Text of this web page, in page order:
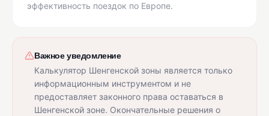
эффективность поездок по Европе.
Важное уведомление
Калькулятор Шенгенской зоны является только
информационным инструментом и не
предоставляет законного права оставаться в
Шенгенской зоне. Окончательные решения о